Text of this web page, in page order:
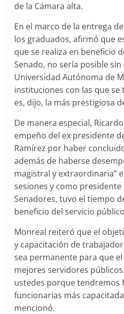
de la Cámara alta.
En el marco de la entrega
los graduados, afirmó que
que se realiza en beneficio
Senado, no sería posible
Universidad Autónoma de
instituciones con las que se
es, dijo, la más prestigiosa
De manera especial,
empeño del ex presidente
Ramírez por haber
además de haberse
magistral y extraordinaria”
sesiones y como presidente
Senadores, tuvo el tiempo
beneficio del servicio
Monreal reiteró que el
y capacitación de
sea permanente para que
mejores servidores
ustedes porque tendremos
funcionarias más
mencionó.